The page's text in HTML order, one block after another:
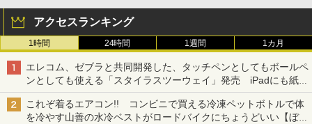
アクセスランキング
1時間 24時間 1週間 1カ月
エレコム、ゼブラと共同開発した、タッチペンとしてもボールペ
ンとしても使える「スタイラスツーウェイ」発売 iPadにも紙に
も、持ち替えずに書き込める
これぞ着るエアコン!! コンビニで買える冷凍ペットボトルで体
を冷やす山善の水冷ベストがロードバイクにちょうどいい【ぼっ